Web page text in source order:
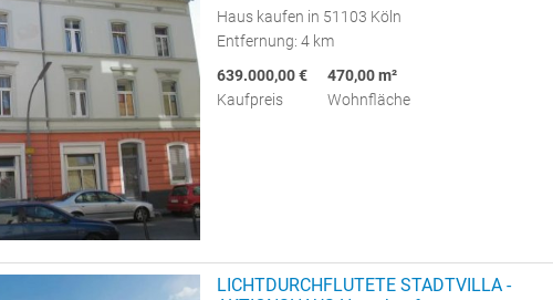
Haus kaufen in 51103 Köln
Entfernung: 4 km
639.000,00 €
Kaufpreis
470,00 m²
Wohnfläche
LICHTDURCHFLUTETE STADTVILLA -